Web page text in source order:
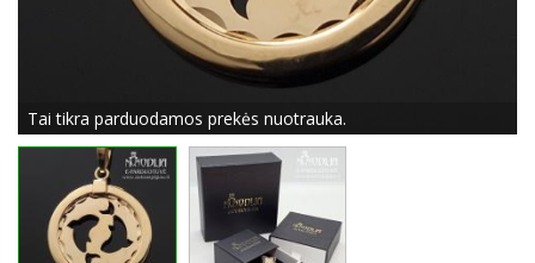
Tai tikra parduodamos prekės nuotrauka.